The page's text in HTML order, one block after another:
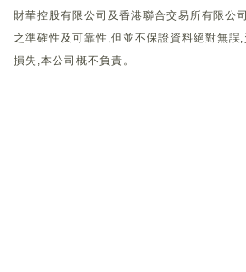
財華控股有限公司及香港聯合交易所有限公
之準確性及可靠性,但並不保證資料絕對無誤
損失,本公司概不負責。